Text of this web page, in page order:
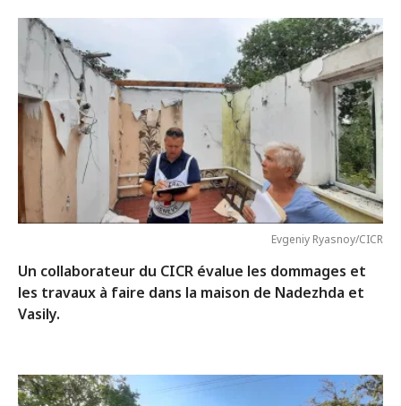
Evgeniy Ryasnoy/CICR
Un collaborateur du CICR évalue les dommages et
les travaux à faire dans la maison de Nadezhda et
Vasily.